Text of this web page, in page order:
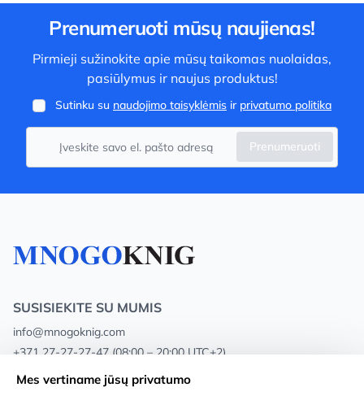
Prenumeruoti mūsų naujienas!
Pirmieji sužinokite apie mūsų taikomas nuolaidas,
pasiūlymus ir naujus produktus!
Sutinku su naudojimo taisyklėmis ir privatumo politika
Prenumeruoti
SUSISIEKITE SU MUMIS
info@mnogoknig.com
+371 27-27-27-47 (08:00 – 20:00 UTC+2)
Rīga, Augusta Deglava 69d, LV-1082
Mes vertiname jūsų privatumo